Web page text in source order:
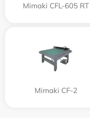
Mimaki CFL-605 RT
Mimaki CF-2